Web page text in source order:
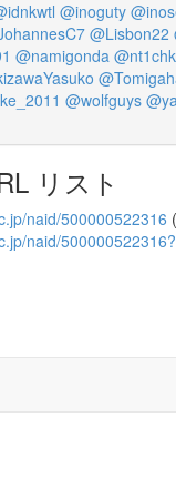
@inoguty
@Lisbon22
@namigonda @nt1chk
@wolfguys
リスト
naid/500000522316
naid/